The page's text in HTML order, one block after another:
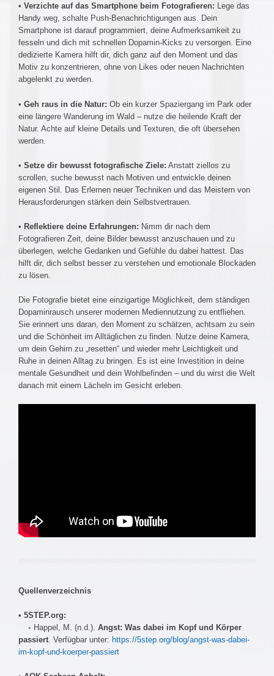
• Verzichte auf das Smartphone beim Fotografieren: Lege das
Handy weg, schalte Push-Benachrichtigungen aus. Dein
Smartphone ist darauf programmiert, deine Aufmerksamkeit zu
fesseln und dich mit schnellen Dopamin-Kicks zu versorgen. Eine
dedizierte Kamera hilft dir, dich ganz auf den Moment und das
Motiv zu konzentrieren, ohne von Likes oder neuen Nachrichten
abgelenkt zu werden.
• Geh raus in die Natur: Ob ein kurzer Spaziergang im Park oder
eine längere Wanderung im Wald – nutze die heilende Kraft der
Natur. Achte auf kleine Details und Texturen, die oft übersehen
werden.
• Setze dir bewusst fotografische Ziele: Anstatt ziellos zu
scrollen, suche bewusst nach Motiven und entwickle deinen
eigenen Stil. Das Erlernen neuer Techniken und das Meistern von
Herausforderungen stärken dein Selbstvertrauen.
• Reflektiere deine Erfahrungen: Nimm dir nach dem
Fotografieren Zeit, deine Bilder bewusst anzuschauen und zu
überlegen, welche Gedanken und Gefühle du dabei hattest. Das
hilft dir, dich selbst besser zu verstehen und emotionale Blockaden
zu lösen.
Die Fotografie bietet eine einzigartige Möglichkeit, dem ständigen
Dopaminrausch unserer modernen Mediennutzung zu entfliehen.
Sie erinnert uns daran, den Moment zu schätzen, achtsam zu sein
und die Schönheit im Alltäglichen zu finden. Nutze deine Kamera,
um dein Gehirn zu „resetten“ und wieder mehr Leichtigkeit und
Ruhe in deinen Alltag zu bringen. Es ist eine Investition in deine
mentale Gesundheit und dein Wohlbefinden – und du wirst die Welt
danach mit einem Lächeln im Gesicht erleben.
Quellenverzeichnis
• 5STEP.org:
◦ Happel, M. (n.d.). Angst: Was dabei im Kopf und Körper
passiert . Verfügbar unter: https://5step.org/blog/angst-was-dabei-
im-kopf-und-koerper-passiert